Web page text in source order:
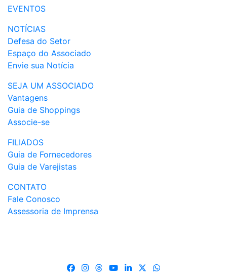
EVENTOS
NOTÍCIAS
Defesa do Setor
Espaço do Associado
Envie sua Notícia
SEJA UM ASSOCIADO
Vantagens
Guia de Shoppings
Associe-se
FILIADOS
Guia de Fornecedores
Guia de Varejistas
CONTATO
Fale Conosco
Assessoria de Imprensa